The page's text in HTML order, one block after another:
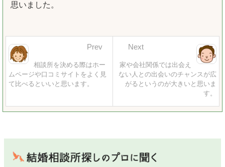
思いました。
家や会社関係では出会え
ない人との出会いのチャンスが広
がるというのが大きいと思いま
す。
Next
相談所を決める際はホー
ムページや口コミサイトをよく見
て比べるといいと思います。
Prev